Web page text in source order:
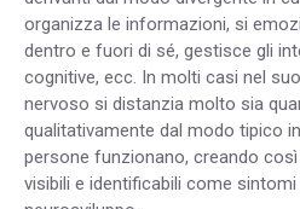
organizza le informazioni, si
dentro e fuori di sé, gestisce gli
cognitive, ecc. In molti casi nel
nervoso si distanzia molto sia
qualitativamente dal modo tipico
persone funzionano, creando
visibili e identificabili come sintomi